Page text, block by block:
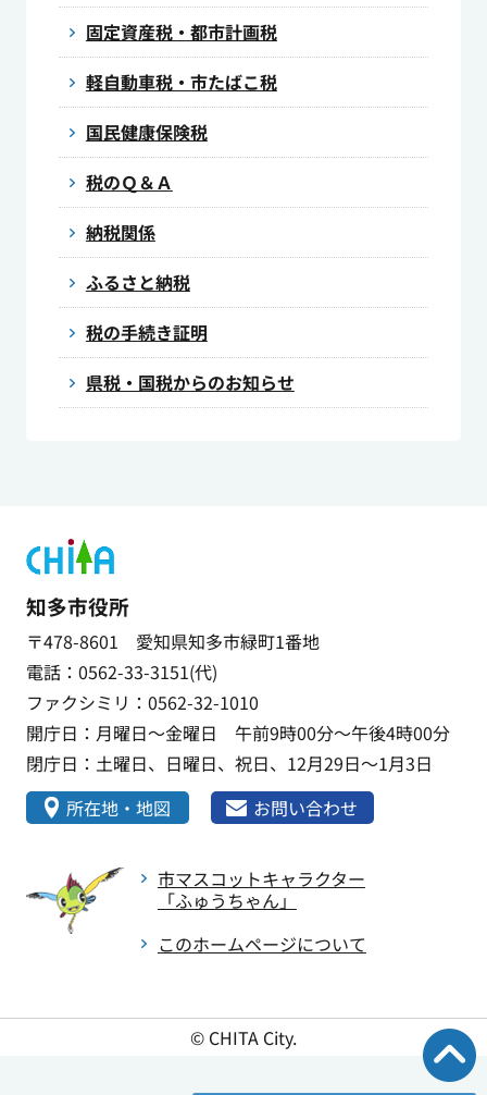
固定資産税・都市計画税
軽自動車税・市たばこ税
国民健康保険税
税のＱ＆Ａ
納税関係
ふるさと納税
税の手続き証明
県税・国税からのお知らせ
知多市役所
〒478-8601 愛知県知多市緑町1番地
電話：0562-33-3151(代)
ファクシミリ：0562-32-1010
開庁日：月曜日～金曜日 午前9時00分～午後4時00分
閉庁日：土曜日、日曜日、祝日、12月29日～1月3日
所在地・地図
お問い合わせ
市マスコットキャラクター
「ふゅうちゃん」
このホームページについて
© CHITA City.